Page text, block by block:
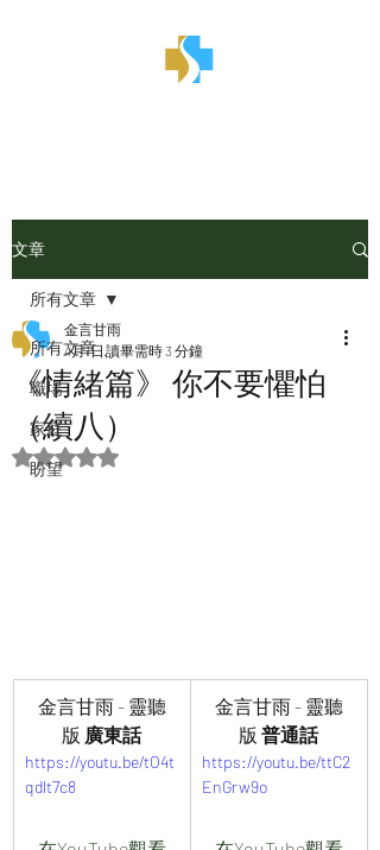
文章
所有文章
職場
家庭
盼望
所有文章
《情緒篇》 你不要懼怕
（續八）
金言甘雨
4月1日 讀畢需時 3 分鐘
評等為 NaN（最高為 5 顆星）。
金言甘雨 - 靈聽
版 廣東話
https://youtu.be/tO4t
qdlt7c8
金言甘雨 - 靈聽
版 普通話
https://youtu.be/ttC2
EnGrw9o